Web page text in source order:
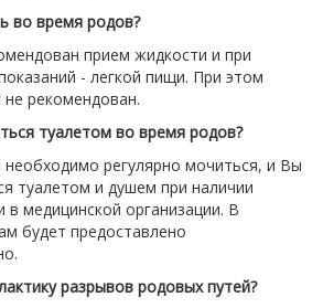
во время родов?
прием жидкости и при
- легкой пищи. При этом
рекомендован.
туалетом во время родов?
регулярно мочиться, и Вы
туалетом и душем при наличии
медицинской организации. В
будет предоставлено
разрывов родовых путей?